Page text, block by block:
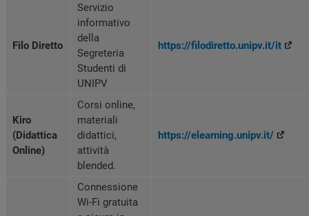
Filo Diretto
Servizio
informativo
della
Segreteria
Studenti di
UNIPV
https://filodiretto.unipv.it/it
Kiro
(Didattica
Online)
Corsi online,
materiali
didattici,
attività
blended.
https://elearning.unipv.it/
Connessione
Wi-Fi gratuita